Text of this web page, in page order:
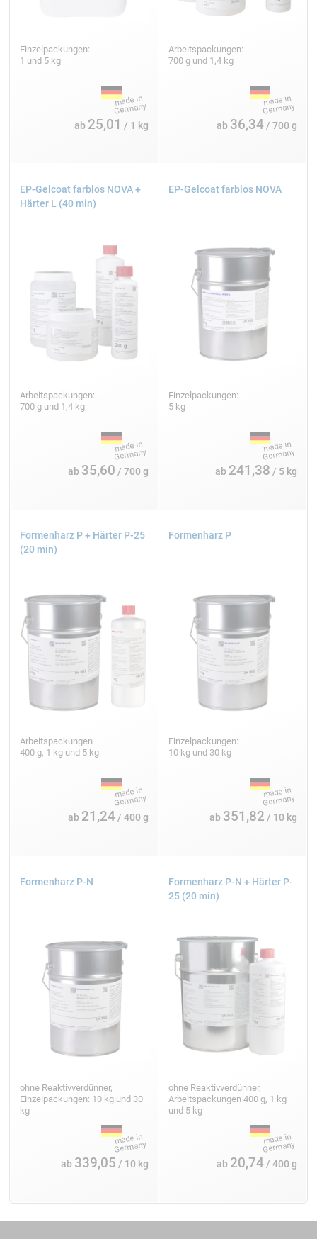
Einzelpackungen:
1 und 5 kg
ab 25,01 / 1 kg
Arbeitspackungen:
700 g und 1,4 kg
ab 36,34/ 700 g
EP-Gelcoat farblos NOVA +
Härter L (40 min)
Arbeitspackungen:
700 g und 1,4 kg
ab 35,60 / 700 g
EP-Gelcoat farblos NOVA
Einzelpackungen:
5 kg
ab 241,38 / 5 kg
Formenharz P + Härter P-25
(20 min)
Arbeitspackungen
400 g, 1 kg und 5 kg
ab 21,24/ 400 g
Formenharz P
Einzelpackungen:
10 kg und 30 kg
ab 351,82 / 10 kg
Formenharz P-N
ohne Reaktivverdünner,
Einzelpackungen: 10 kg und 30
kg
ab 339,05 / 10 kg
Formenharz P-N + Härter P-
25 (20 min)
ohne Reaktivverdünner,
Arbeitspackungen 400 g, 1 kg
und 5 kg
ab 20,74/ 400 g